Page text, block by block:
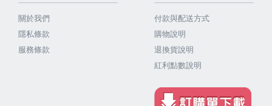
關於我們
隱私條款
服務條款
付款與配送方式
購物說明
退換貨說明
紅利點數說明